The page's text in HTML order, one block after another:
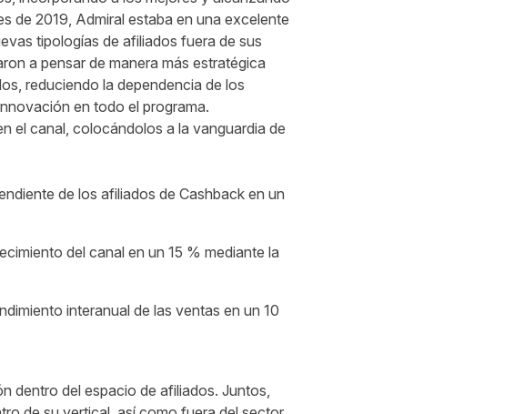
de 2019, Admiral estaba en una excelente
tipologías de afiliados fuera de sus
a pensar de manera más estratégica
reduciendo la dependencia de los
en todo el programa.
el canal, colocándolos a la vanguardia de
de los afiliados de Cashback en un
del canal en un 15 % mediante la
interanual de las ventas en un 10
dentro del espacio de afiliados. Juntos,